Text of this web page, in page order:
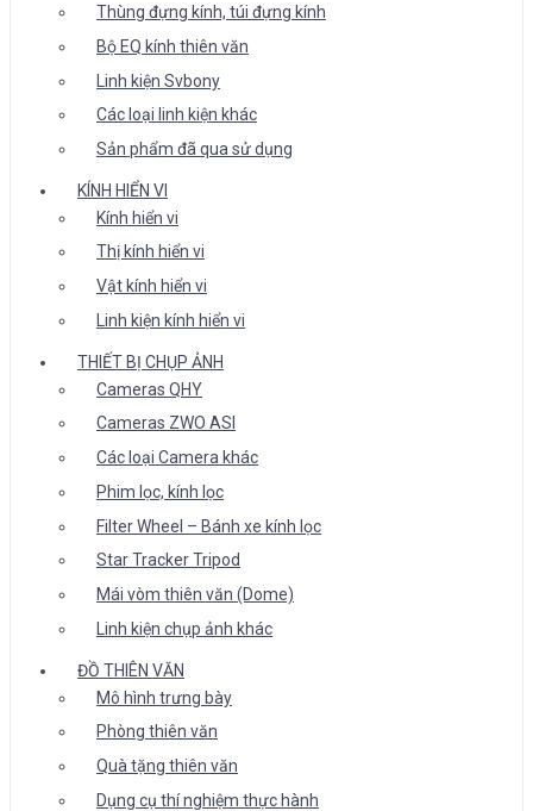
Thùng đựng kính, túi đựng kính
Bộ EQ kính thiên văn
Linh kiện Svbony
Các loại linh kiện khác
Sản phẩm đã qua sử dụng
KÍNH HIỂN VI
Kính hiển vi
Thị kính hiển vi
Vật kính hiển vi
Linh kiện kính hiển vi
THIẾT BỊ CHỤP ẢNH
Cameras QHY
Cameras ZWO ASI
Các loại Camera khác
Phim lọc, kính lọc
Filter Wheel – Bánh xe kính lọc
Star Tracker Tripod
Mái vòm thiên văn (Dome)
Linh kiện chụp ảnh khác
ĐỒ THIÊN VĂN
Mô hình trưng bày
Phòng thiên văn
Quà tặng thiên văn
Dụng cụ thí nghiệm thực hành